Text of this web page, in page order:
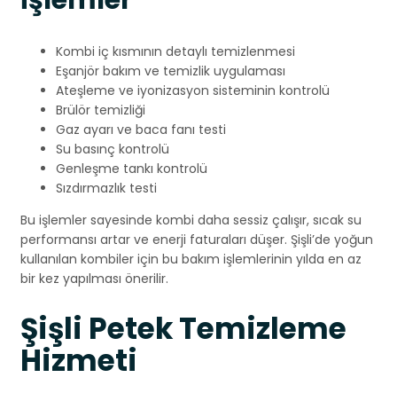
Kombi iç kısmının detaylı temizlenmesi
Eşanjör bakım ve temizlik uygulaması
Ateşleme ve iyonizasyon sisteminin kontrolü
Brülör temizliği
Gaz ayarı ve baca fanı testi
Su basınç kontrolü
Genleşme tankı kontrolü
Sızdırmazlık testi
Bu işlemler sayesinde kombi daha sessiz çalışır, sıcak su
performansı artar ve enerji faturaları düşer. Şişli’de yoğun
kullanılan kombiler için bu bakım işlemlerinin yılda en az
bir kez yapılması önerilir.
Şişli Petek Temizleme
Hizmeti